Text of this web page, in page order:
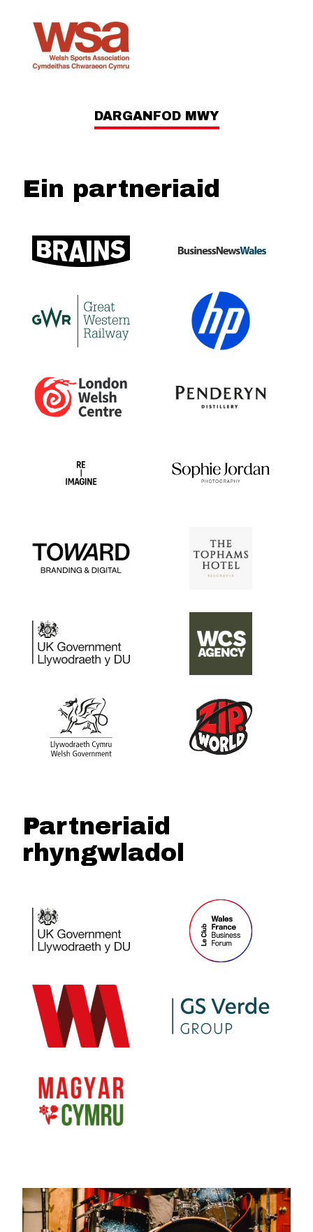
DARGANFOD MWY
Ein partneriaid
Partneriaid
rhyngwladol